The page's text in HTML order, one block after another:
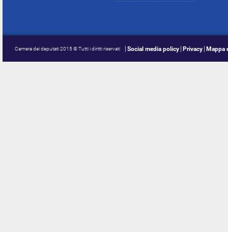
Camera dei deputati 2015 © Tutti i diritti riservati Social media policy Privacy Mappa